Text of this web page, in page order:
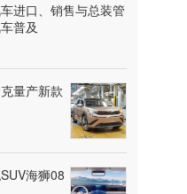
进口、销售与总装管
普及
量产新款
海狮08